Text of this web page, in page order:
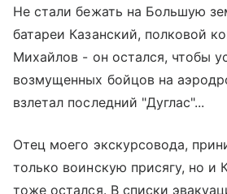
Не стали бежать на Большую
батареи Казанский, полковой
Михайлов - он остался, чтобы
возмущенных бойцов на
взлетал последний "Дуглас"...
Отец моего экскурсовода,
только воинскую присягу, но и
тоже остался. В списки